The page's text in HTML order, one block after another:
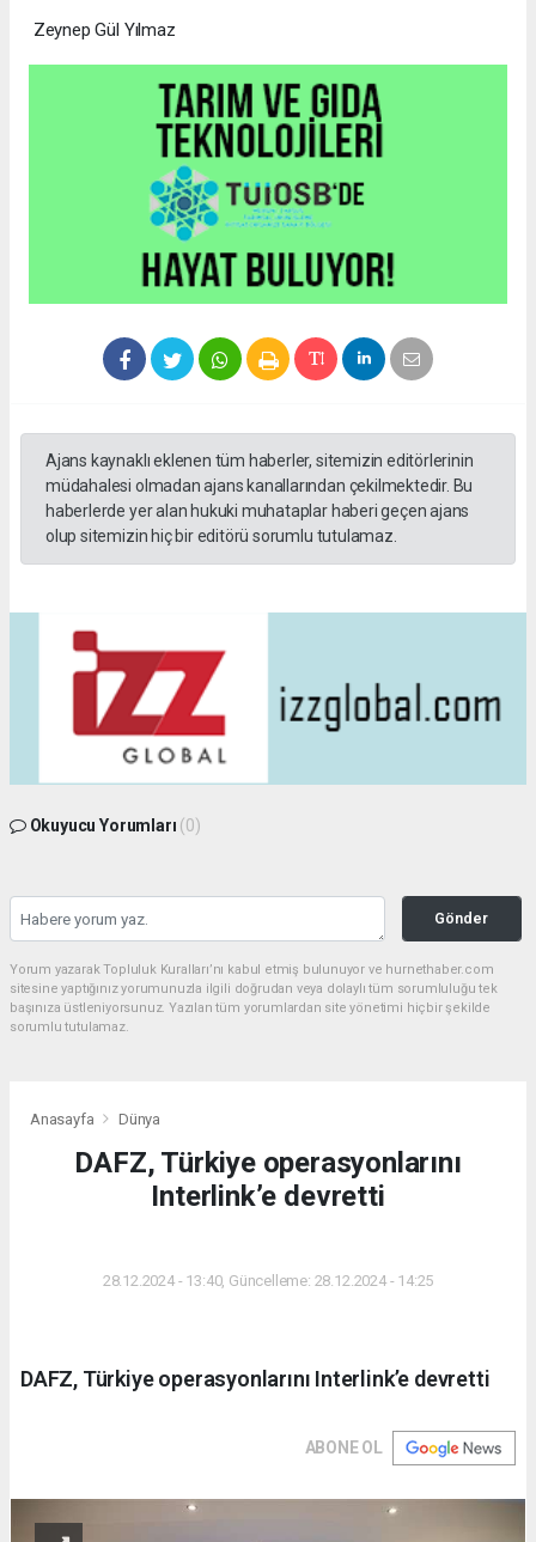
Zeynep Gül Yılmaz
Ajans kaynaklı eklenen tüm haberler, sitemizin editörlerinin
müdahalesi olmadan ajans kanallarından çekilmektedir. Bu
haberlerde yer alan hukuki muhataplar haberi geçen ajans
olup sitemizin hiç bir editörü sorumlu tutulamaz.
Okuyucu Yorumları (0)
Gönder
Yorum yazarak Topluluk Kuralları’nı kabul etmiş bulunuyor ve hurnethaber.com
sitesine yaptığınız yorumunuzla ilgili doğrudan veya dolaylı tüm sorumluluğu tek
başınıza üstleniyorsunuz. Yazılan tüm yorumlardan site yönetimi hiçbir şekilde
sorumlu tutulamaz.
Anasayfa Dünya
DAFZ, Türkiye operasyonlarını
Interlink’e devretti
28.12.2024 - 13:40, Güncelleme: 28.12.2024 - 14:25
DAFZ, Türkiye operasyonlarını Interlink’e devretti
ABONE OL